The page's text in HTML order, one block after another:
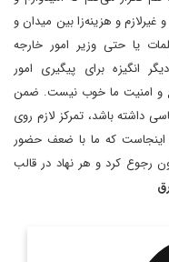
و هزینه‌زا بین میدان و
یا حتی وزیر امور خارجه
انگیزه برای پیگیری امور
و امنیت ما خوب نیست. ضمن
داشته باشد، تمرکز لازم روی
که ما با ضعف حضور
رجوع کرد و هر نهاد در قالب